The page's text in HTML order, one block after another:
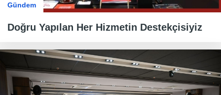
Gündem
Doğru Yapılan Her Hizmetin Destekçisiyiz